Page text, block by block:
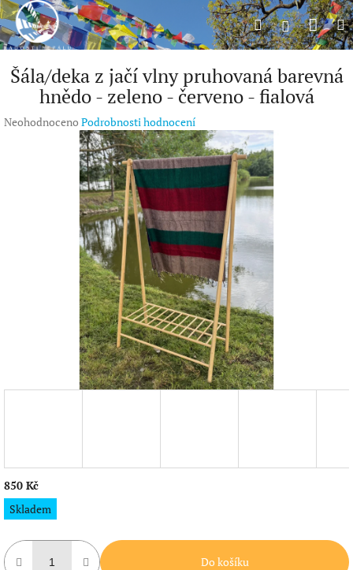
Přejít
na
obsah
HledatPřihlášení
Šála/deka z jačí vlny pruhovaná barevná
hnědo - zeleno - červeno - fialová
Průměrné
Neohodnoceno Podrobnosti hodnocení
850 Kč
Měrná
cena:
Skladem
Do košíku